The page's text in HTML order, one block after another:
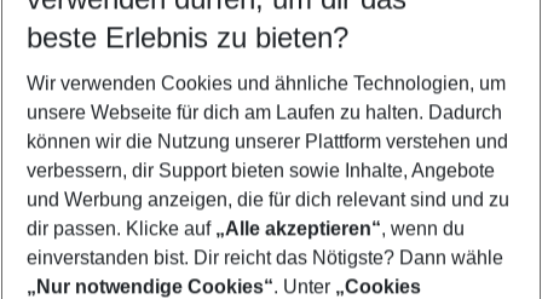
5-8 Nächte
2 Erwachsene Keine Kinder
Mehr Filter anzeigen
beste Erlebnis zu bieten?
Wir verwenden Cookies und ähnliche Technologien, um
unsere Webseite für dich am Laufen zu halten. Dadurch
können wir die Nutzung unserer Plattform verstehen und
verbessern, dir Support bieten sowie Inhalte, Angebote
und Werbung anzeigen, die für dich relevant sind und zu
dir passen. Klicke auf „Alle akzeptieren“, wenn du
einverstanden bist. Dir reicht das Nötigste? Dann wähle
„Nur notwendige Cookies“. Unter „Cookies